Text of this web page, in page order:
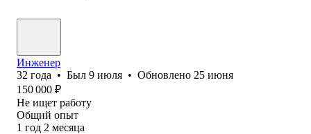
Инженер
32 года • Был 9 июля • Обновлено 25 июня
150 000 ₽
Не ищет работу
Общий опыт
1 год 2 месяца